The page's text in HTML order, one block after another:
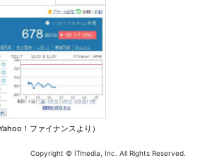
！ファイナンスより）
Copyright © ITmedia, Inc. All Rights Reserved.